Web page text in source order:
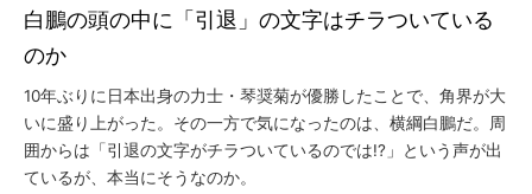
白鵬の頭の中に「引退」の文字はチラついている
のか
10年ぶりに日本出身の力士・琴奨菊が優勝したことで、角界が大
いに盛り上がった。その一方で気になったのは、横綱白鵬だ。周
囲からは「引退の文字がチラついているのでは!?」という声が出
ているが、本当にそうなのか。